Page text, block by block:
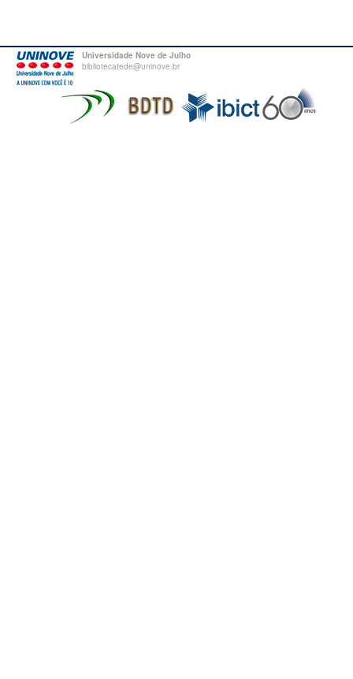
Universidade Nove de Julho
bibliotecatede@uninove.br